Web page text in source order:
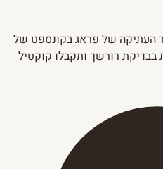
העתיקה של פראג בקונספט של
רורשך ותקבלו קוקטיל